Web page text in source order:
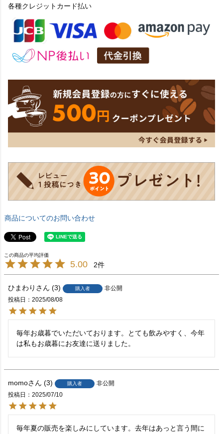
各種クレジットカード払い
商品についてのお問い合わせ
5.00 2
ひまわり 3 購入者
非公開
投稿日
2025/08/08
毎年お歳暮でいただいております。とても飲みやすく、今年
は私もお歳暮にお友達に送りました。
momo 3 購入者
非公開
投稿日
2025/07/10
毎年夏の販売を楽しみにしています。去年はあっと言う間に